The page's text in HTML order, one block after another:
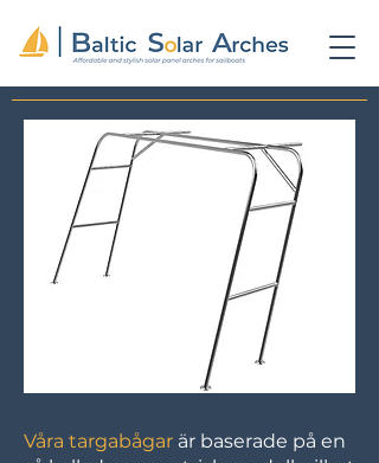
Våra targabågar är baserade på en